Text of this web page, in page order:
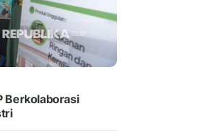
Berkolaborasi